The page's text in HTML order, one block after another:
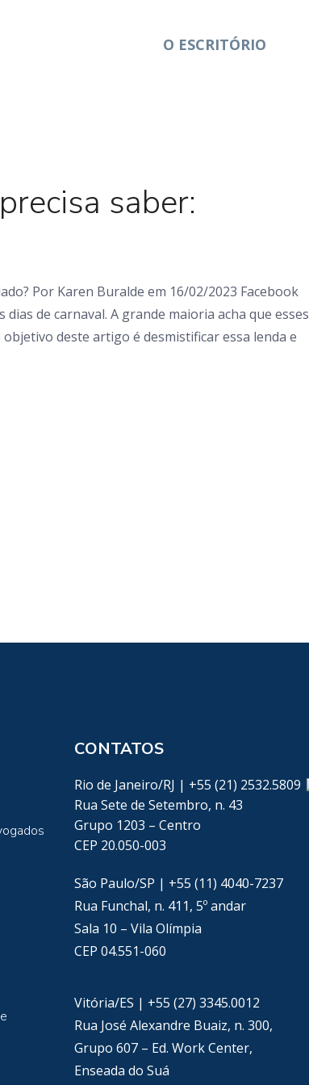
O ESCRITÓRIO
saber:
Por Karen Buralde em 16/02/2023 Facebook
de carnaval. A grande maioria acha que esses
deste artigo é desmistificar essa lenda e
CONTATOS
Rio de Janeiro/RJ | +55 (21) 2532.5809
Rua Sete de Setembro, n. 43
Grupo 1203 – Centro
CEP 20.050-003
São Paulo/SP | +55 (11) 4040-7237
Rua Funchal, n. 411, 5º andar
Sala 10 – Vila Olímpia
CEP 04.551-060
Vitória/ES | +55 (27) 3345.0012
Rua José Alexandre Buaiz, n. 300,
Grupo 607 – Ed. Work Center,
Enseada do Suá